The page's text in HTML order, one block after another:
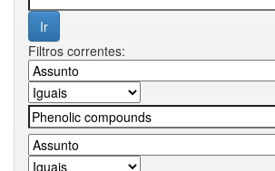
Filtros correntes: